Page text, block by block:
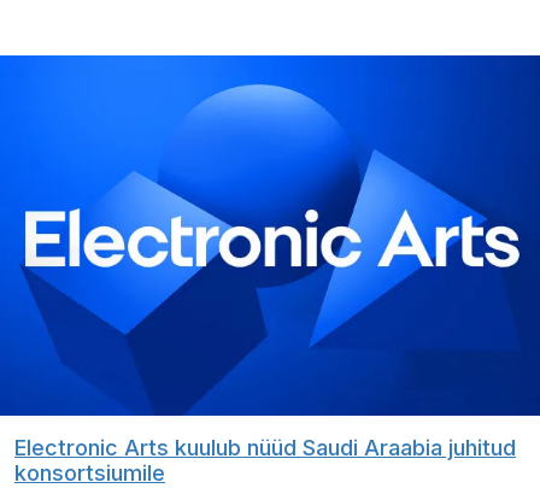
Electronic Arts kuulub nüüd Saudi Araabia juhitud
konsortsiumile